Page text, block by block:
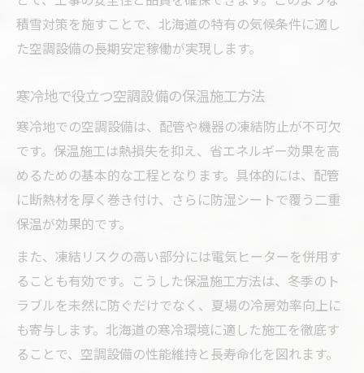
積雪対策を施すことで、北海道の特有の気候条件に適し
た空調設備の長期安定稼働が実現します。
寒冷地で役立つ空調設備の保温施工方法
寒冷地での空調設備は、配管や機器の凍結防止が不可欠
です。保温施工は熱損失を抑え、省エネルギー効果を高
めるための基本的な工程となります。具体的には、配管
に断熱材を厚く巻き付け、さらに防湿シートで覆う二重
保温が効果的です。
また、凍結リスクの高い部分には電気ヒーターを併用す
ることも有効です。こうした保温施工方法は、冬季のト
ラブルを未然に防ぐだけでなく、夏場の冷房効率向上に
も寄与します。北海道の寒冷環境に適した施工を徹底す
ることで、空調設備の性能維持と長寿命化を図れます。